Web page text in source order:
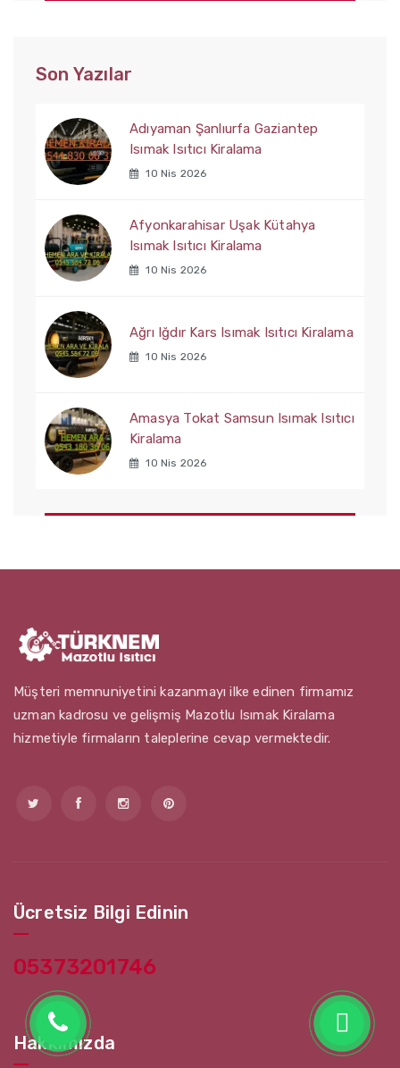
Son Yazılar
Adıyaman Şanlıurfa Gaziantep
Isımak Isıtıcı Kiralama
10 Nis 2026
Afyonkarahisar Uşak Kütahya
Isımak Isıtıcı Kiralama
10 Nis 2026
Ağrı Iğdır Kars Isımak Isıtıcı Kiralama
10 Nis 2026
Amasya Tokat Samsun Isımak Isıtıcı
Kiralama
10 Nis 2026
Müşteri memnuniyetini kazanmayı ilke edinen firmamız
uzman kadrosu ve gelişmiş Mazotlu Isımak Kiralama
hizmetiyle firmaların taleplerine cevap vermektedir.
Ücretsiz Bilgi Edinin
05373201746
Hakkımızda